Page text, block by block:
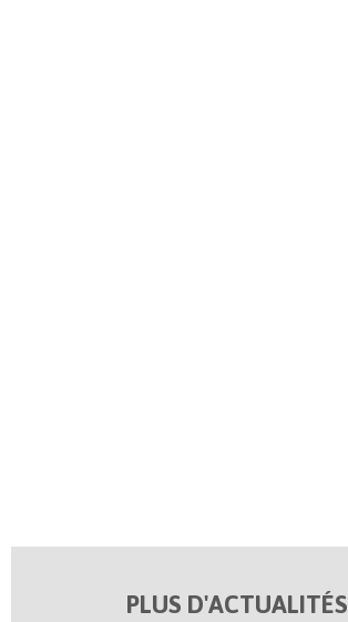
PLUS D'ACTUALITÉS